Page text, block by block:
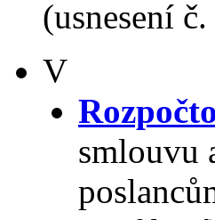
(usnesení č.
V
smlouvu